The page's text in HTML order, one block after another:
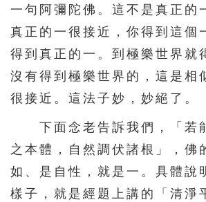
一句阿彌陀佛。這不是真正的
真正的一很接近，你得到這個
得到真正的一。到極樂世界就
沒有得到極樂世界的，這是相
很接近。這法子妙，妙絕了。
下面念老告訴我們，「若
之本體，自然調伏諸根」，佛
如、是自性，就是一。具體說
樣子，就是經題上講的「清淨